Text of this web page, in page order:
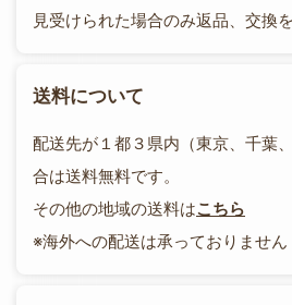
見受けられた場合のみ返品、交換
送料について
配送先が１都３県内（東京、千葉
合は送料無料です。
その他の地域の送料はこちら
※海外への配送は承っておりません